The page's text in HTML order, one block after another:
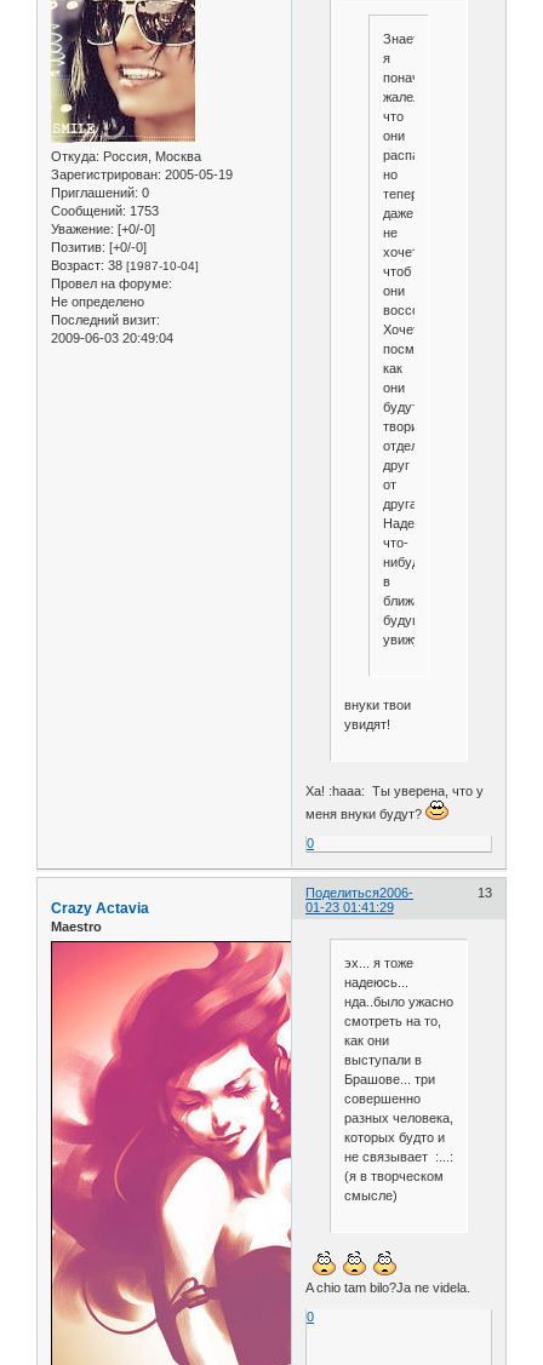
Откуда: Россия, Москва
Зарегистрирован: 2005-05-19
Приглашений: 0
Сообщений: 1753
Уважение: [+0/-0]
Позитив: [+0/-0]
Возраст: 38 [1987-10-04]
Провел на форуме:
Не определено
Последний визит:
2009-06-03 20:49:04
Знаете,
я
поначалу
жалела,
что
они
распались,
но
теперь
даже
не
хочется,
чтоб
они
воссоединялись.
Хочется
посмотреть,
как
они
будут
творить
отдельно
друг
от
друга.
Надеюсь,
что-
нибудь
в
ближайшем
будущем
увижу.
внуки твои
увидят!
Ха! :haaa: Ты уверена, что у
меня внуки будут?
0
Поделиться 13
2006-
01-23 01:41:29
Crazy Actavia
Maestro
эх... я тоже
надеюсь...
нда..было ужасно
смотреть на то,
как они
выступали в
Брашове... три
совершенно
разных человека,
которых будто и
не связывает :...:
(я в творческом
смысле)
A chio tam bilo?Ja ne videla.
0